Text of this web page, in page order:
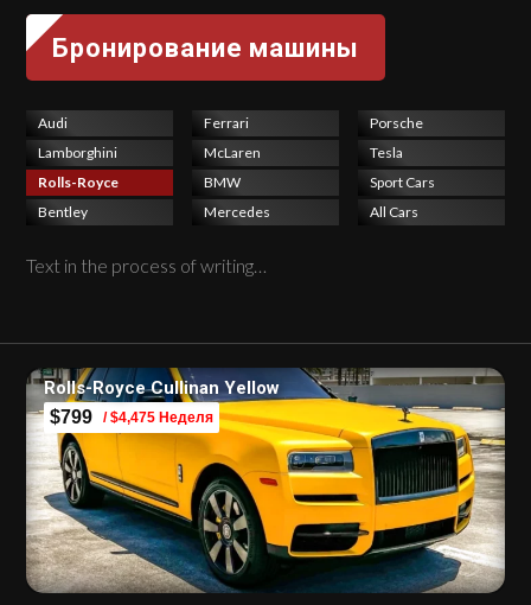
Audi
Lamborghini
Rolls-Royce
Bentley
Ferrari
McLaren
BMW
Mercedes
Porsche
Tesla
Sport Cars
All Cars
Text in the process of writing…
Rolls-Royce Cullinan Yellow
$799 / $4,475 Неделя